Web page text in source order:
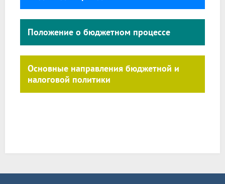
Положение о бюджетном процессе
Основные направления бюджетной и
налоговой политики